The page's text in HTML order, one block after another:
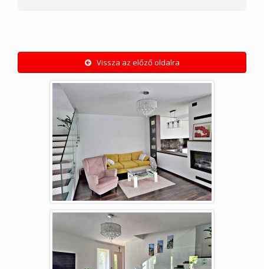
Vissza az előző oldalra